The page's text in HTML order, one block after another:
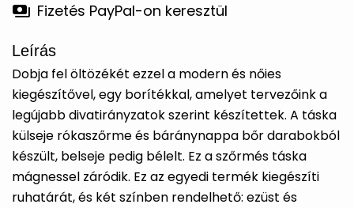
Fizetés PayPal-on keresztül
Leírás
Dobja fel öltözékét ezzel a modern és nőies
kiegészítővel, egy borítékkal, amelyet tervezőink a
legújabb divatirányzatok szerint készítettek. A táska
külseje rókaszőrme és báránynappa bőr darabokból
készült, belseje pedig bélelt. Ez a szőrmés táska
mágnessel záródik. Ez az egyedi termék kiegészíti
ruhatárát, és két színben rendelhető: ezüst és